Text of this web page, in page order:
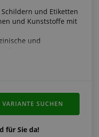
und Etiketten
und Kunststoffe mit
und
für Sie da!
SUCHEN